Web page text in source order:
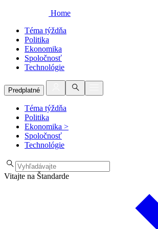
Home
Téma týždňa
Politika
Ekonomika
Spoločnosť
Technológie
Predplatné
Téma týždňa
Politika
Ekonomika >
Spoločnosť
Technológie
Vitajte na Štandarde